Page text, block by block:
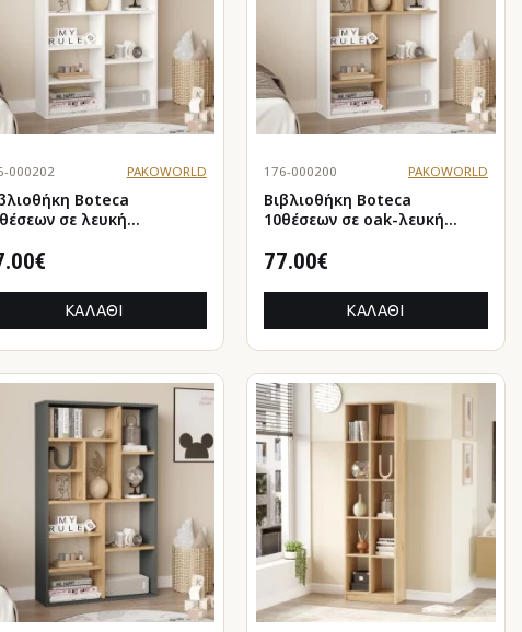
000202 PAKOWORLD
Boteca
σε λευκή
ΚΑΛΆΘΙ
176-000200 PAKOWORLD
Βιβλιοθήκη Boteca
10θέσεων σε oak-λευκή
77.00€
ΚΑΛΆΘΙ